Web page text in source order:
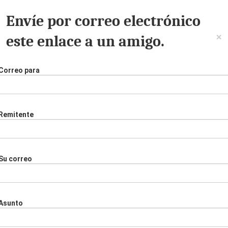
Envíe por correo electrónico
este enlace a un amigo.
×
para
correo